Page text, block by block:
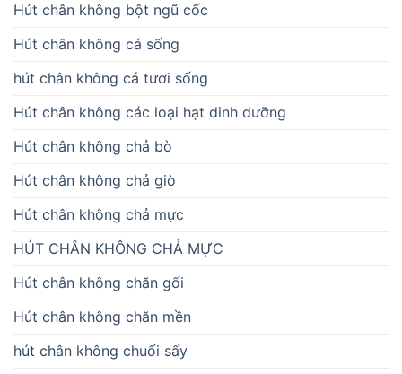
Hút chân không bột ngũ cốc
Hút chân không cá sống
hút chân không cá tươi sống
Hút chân không các loại hạt dinh dưỡng
Hút chân không chả bò
Hút chân không chả giò
Hút chân không chả mực
HÚT CHÂN KHÔNG CHẢ MỰC
Hút chân không chăn gối
Hút chân không chăn mền
hút chân không chuối sấy